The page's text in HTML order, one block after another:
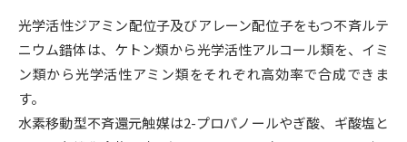
光学活性ジアミン配位子及びアレーン配位子をもつ不斉ルテ
ニウム錯体は、ケトン類から光学活性アルコール類を、イミ
ン類から光学活性アミン類をそれぞれ高効率で合成できま
す。
水素移動型不斉還元触媒は2-プロパノールやぎ酸、ギ酸塩と